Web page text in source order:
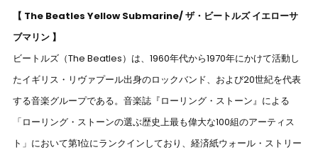
【 The Beatles Yellow Submarine/ ザ・ビートルズ イエローサ
ブマリン 】
ビートルズ（The Beatles）は、1960年代から1970年にかけて活動し
たイギリス・リヴァプール出身のロックバンド、および20世紀を代表
する音楽グループである。音楽誌『ローリング・ストーン』による
「ローリング・ストーンの選ぶ歴史上最も偉大な100組のアーティス
ト」において第1位にランクインしており、経済紙ウォール・ストリー